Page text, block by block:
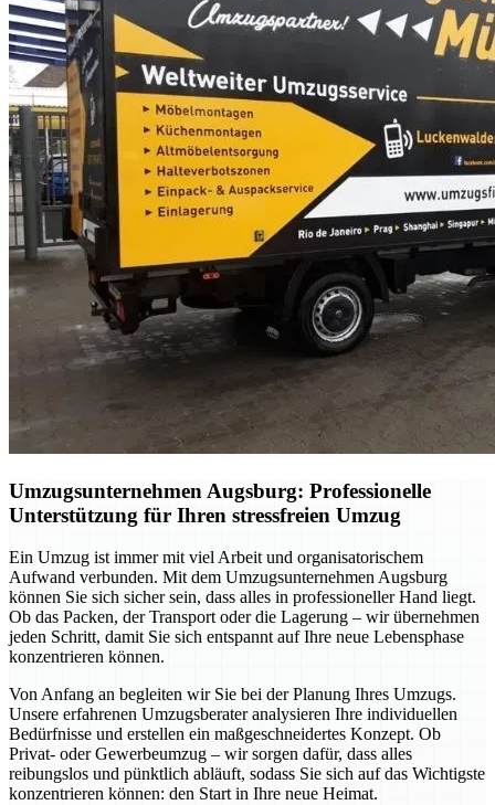
Umzugsunternehmen Augsburg: Professionelle
Unterstützung für Ihren stressfreien Umzug
Ein Umzug ist immer mit viel Arbeit und organisatorischem
Aufwand verbunden. Mit dem Umzugsunternehmen Augsburg
können Sie sich sicher sein, dass alles in professioneller Hand liegt.
Ob das Packen, der Transport oder die Lagerung – wir übernehmen
jeden Schritt, damit Sie sich entspannt auf Ihre neue Lebensphase
konzentrieren können.
Von Anfang an begleiten wir Sie bei der Planung Ihres Umzugs.
Unsere erfahrenen Umzugsberater analysieren Ihre individuellen
Bedürfnisse und erstellen ein maßgeschneidertes Konzept. Ob
Privat- oder Gewerbeumzug – wir sorgen dafür, dass alles
reibungslos und pünktlich abläuft, sodass Sie sich auf das Wichtigste
konzentrieren können: den Start in Ihre neue Heimat.